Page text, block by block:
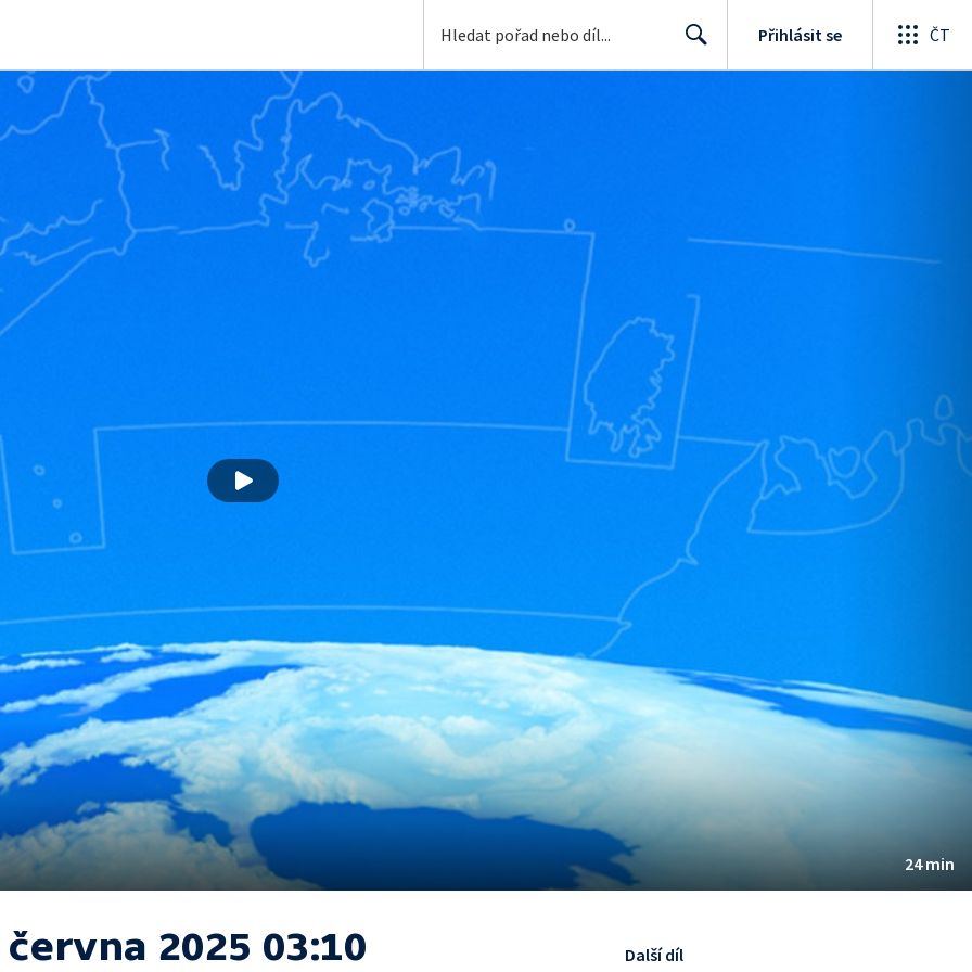
Přihlásit se ČT
24 min
června 2025 03:10 Další díl